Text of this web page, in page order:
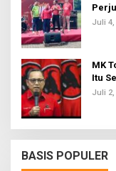
Bola
Juli 4,
MK
Itu
Juli 2,
BASIS POPULER